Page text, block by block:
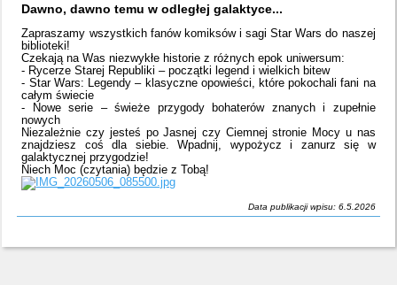
Dawno, dawno temu w odległej galaktyce...
Zapraszamy wszystkich fanów komiksów i sagi Star Wars do naszej
biblioteki!
Czekają na Was niezwykłe historie z różnych epok uniwersum:
- Rycerze Starej Republiki – początki legend i wielkich bitew
- Star Wars: Legendy – klasyczne opowieści, które pokochali fani na
całym świecie
- Nowe serie – świeże przygody bohaterów znanych i zupełnie
nowych
Niezależnie czy jesteś po Jasnej czy Ciemnej stronie Mocy u nas
znajdziesz coś dla siebie. Wpadnij, wypożycz i zanurz się w
galaktycznej przygodzie!
Niech Moc (czytania) będzie z Tobą!
Data publikacji wpisu: 6.5.2026